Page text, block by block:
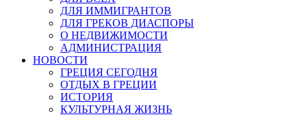
ДЛЯ ИММИГРАНТОВ
ДЛЯ ГРЕКОВ ДИАСПОРЫ
О НЕДВИЖИМОСТИ
АДМИНИСТРАЦИЯ
НОВОСТИ
ГРЕЦИЯ СЕГОДНЯ
ОТДЫХ В ГРЕЦИИ
ИСТОРИЯ
КУЛЬТУРНАЯ ЖИЗНЬ